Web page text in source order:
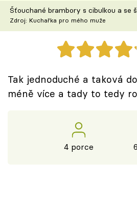
Recepty z TV
Speciál: Cuketa
Těhotnej kuchař
Sledujte prima+
Šťouchané brambory s cibulkou a se
Zdroj: Kuchařka pro mého muže
Tak jednoduché a taková
méně více a tady to tedy
4 porce